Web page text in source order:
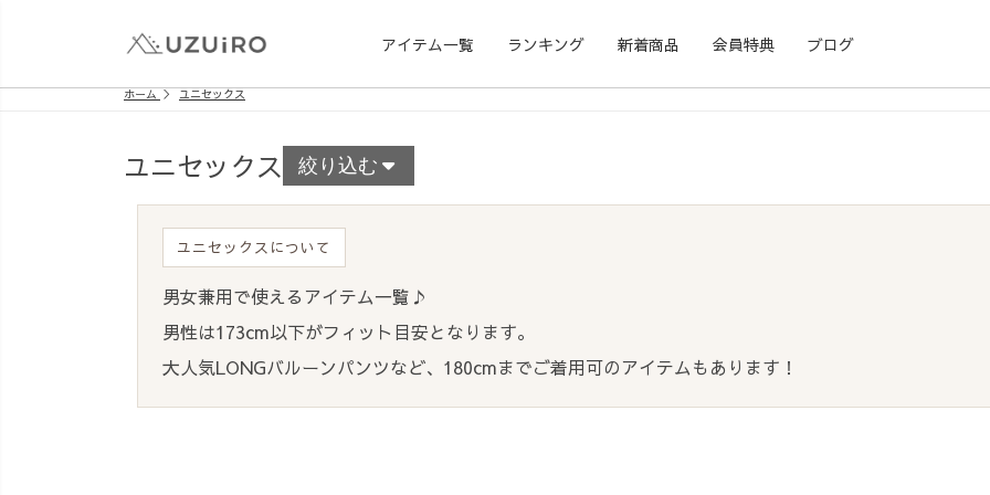
アイテム一覧 ランキング 新着商品 会員特典 ブログ
ホーム ユニセックス
ユニセックス 絞り込む
ユニセックスについて
男女兼用で使えるアイテム一覧♪
男性は173cm以下がフィット目安となります。
大人気LONGバルーンパンツなど、180cmまでご着用可のアイテムもあります！